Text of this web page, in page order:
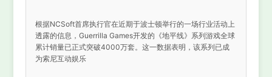
根据NCSoft首席执行官在近期于波士顿举行的一场行业活动上
透露的信息，Guerrilla Games开发的《地平线》系列游戏全球
累计销量已正式突破4000万套。这一数据表明，该系列已成
为索尼互动娱乐